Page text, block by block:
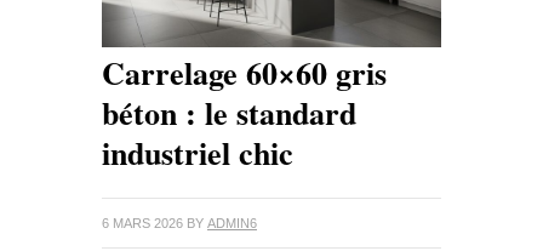
Carrelage 60×60 gris
béton : le standard
industriel chic
6 MARS 2026 BY ADMIN6